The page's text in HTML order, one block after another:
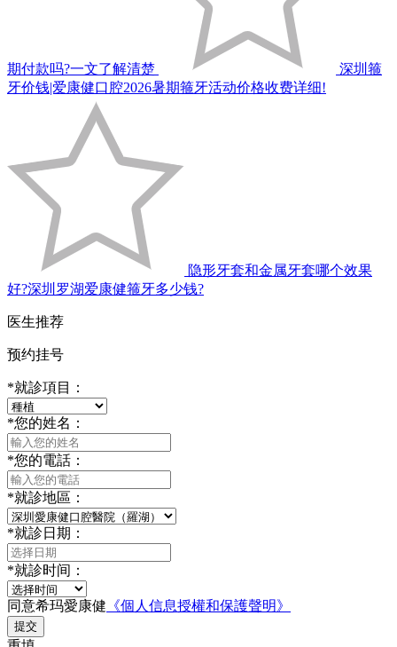
期付款吗?一文了解清楚
深圳箍
牙价钱|爱康健口腔2026暑期箍牙活动价格收费详细!
隐形牙套和金属牙套哪个效果
好?深圳罗湖爱康健箍牙多少钱?
医生推荐
预约挂号
*就診項目：
*您的姓名：
*您的電話：
*就診地區：
*就診日期：
*就診时间：
同意希玛愛康健 《個人信息授權和保護聲明》
提交